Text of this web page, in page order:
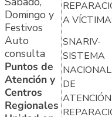
Domingo y
Festivos
Auto
consulta
Puntos de
Atención y
Centros
Regionales
A
SNARIV-
SISTEMA
NACIONAL
DE
ATENCIÓN